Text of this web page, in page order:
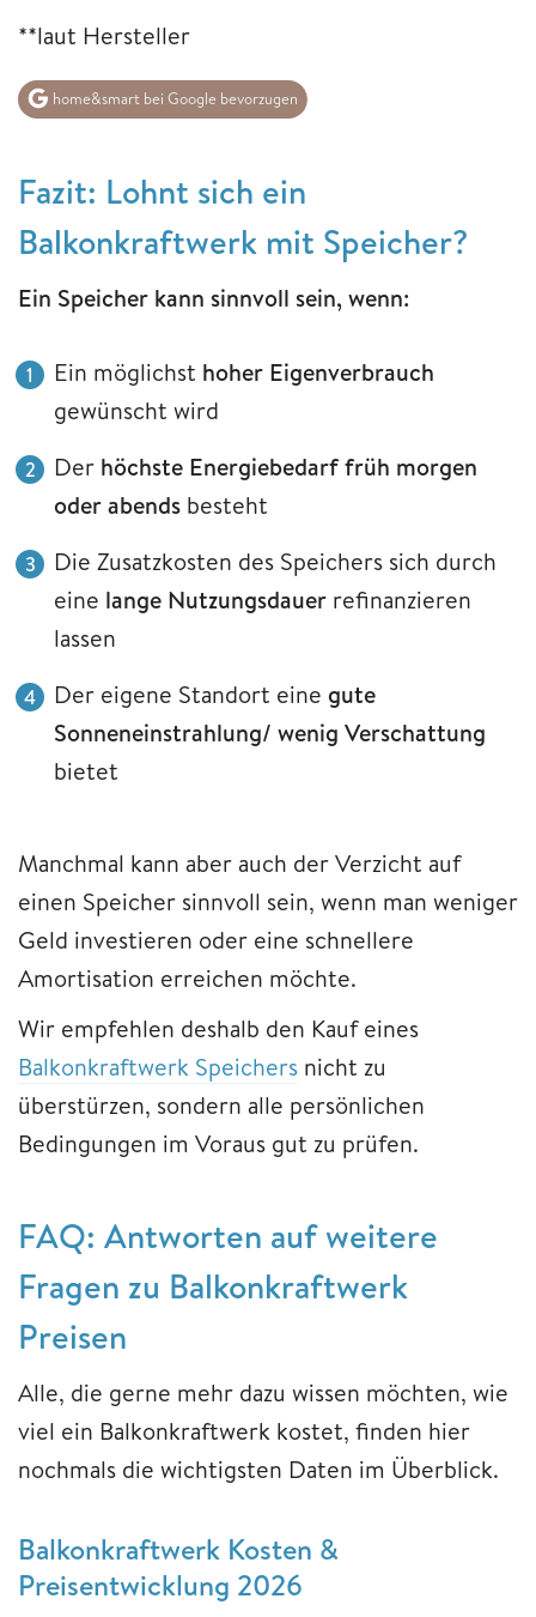
**laut Hersteller
home&smart bei Google bevorzugen
Fazit: Lohnt sich ein
Balkonkraftwerk mit Speicher?
Ein Speicher kann sinnvoll sein, wenn:
Ein möglichst hoher Eigenverbrauch
gewünscht wird
Der höchste Energiebedarf früh morgen
oder abends besteht
Die Zusatzkosten des Speichers sich durch
eine lange Nutzungsdauer refinanzieren
lassen
Der eigene Standort eine gute
Sonneneinstrahlung/ wenig Verschattung
bietet
Manchmal kann aber auch der Verzicht auf
einen Speicher sinnvoll sein, wenn man weniger
Geld investieren oder eine schnellere
Amortisation erreichen möchte.
Wir empfehlen deshalb den Kauf eines
Balkonkraftwerk Speichers nicht zu
überstürzen, sondern alle persönlichen
Bedingungen im Voraus gut zu prüfen.
FAQ: Antworten auf weitere
Fragen zu Balkonkraftwerk
Preisen
Alle, die gerne mehr dazu wissen möchten, wie
viel ein Balkonkraftwerk kostet, finden hier
nochmals die wichtigsten Daten im Überblick.
Balkonkraftwerk Kosten &
Preisentwicklung 2026